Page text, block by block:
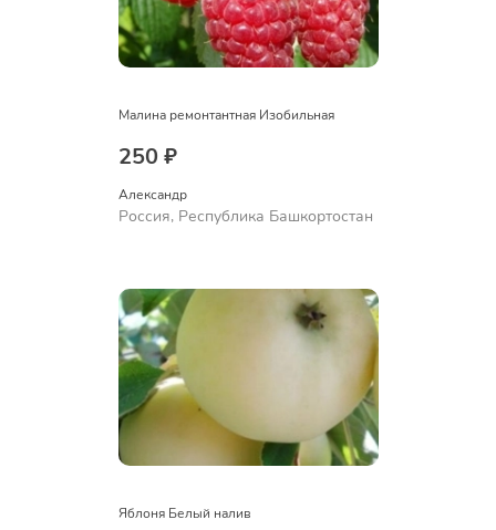
Малина ремонтантная Изобильная
250 ₽
Александр
Россия, Республика Башкортостан
Яблоня Белый налив